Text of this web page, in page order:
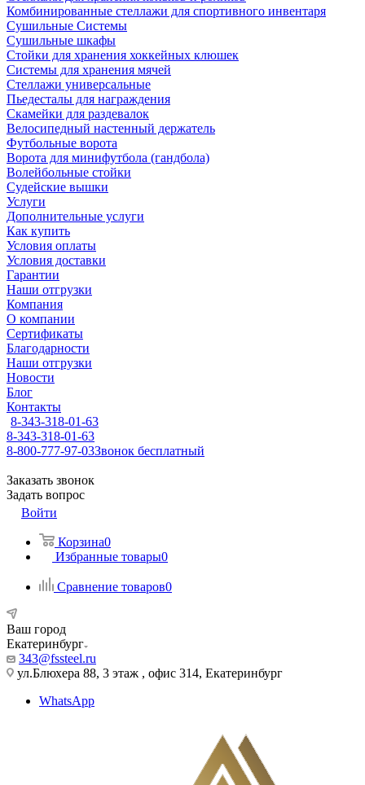
Комбинированные стеллажи для спортивного инвентаря
Сушильные Системы
Сушильные шкафы
Стойки для хранения хоккейных клюшек
Системы для хранения мячей
Стеллажи универсальные
Пьедесталы для награждения
Скамейки для раздевалок
Велосипедный настенный держатель
Футбольные ворота
Ворота для минифутбола (гандбола)
Волейбольные стойки
Судейские вышки
Услуги
Дополнительные услуги
Как купить
Условия оплаты
Условия доставки
Гарантии
Наши отгрузки
Компания
О компании
Сертификаты
Благодарности
Наши отгрузки
Новости
Блог
Контакты
8-343-318-01-63
8-343-318-01-63
8-800-777-97-03Звонок бесплатный
Заказать звонок
Задать вопрос
Войти
Корзина0
Избранные товары0
Сравнение товаров0
Ваш город
Екатеринбург
343@fssteel.ru
ул.Блюхера 88, 3 этаж , офис 314, Екатеринбург
WhatsApp